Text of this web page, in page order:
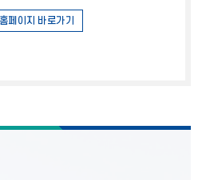
홈페이지 바로가기